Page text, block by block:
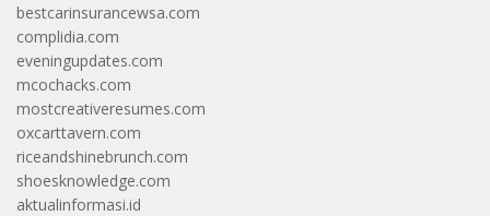
bestcarinsurancewsa.com
complidia.com
eveningupdates.com
mcochacks.com
mostcreativeresumes.com
oxcarttavern.com
riceandshinebrunch.com
shoesknowledge.com
aktualinformasi.id